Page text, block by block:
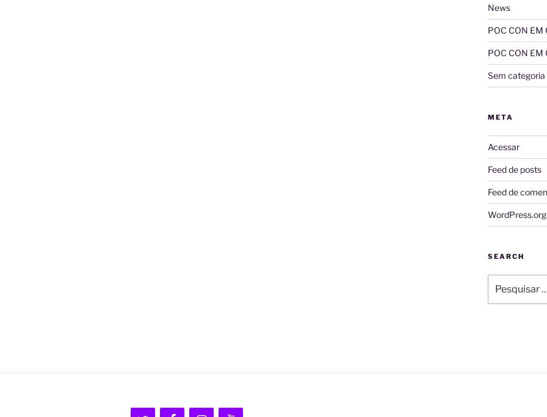
News
POC CON EM
POC CON EM
Sem categoria
META
Acessar
Feed de posts
Feed de
WordPress.org
SEARCH
por: